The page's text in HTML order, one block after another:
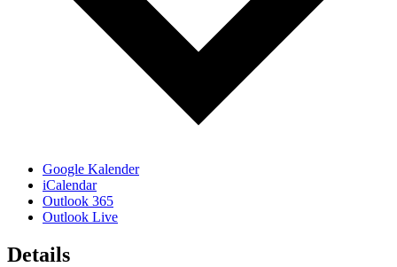
Google Kalender
iCalendar
Outlook 365
Outlook Live
Details